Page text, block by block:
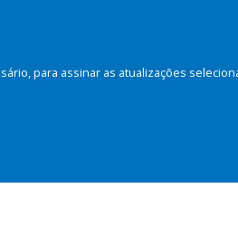
para assinar as atualizações